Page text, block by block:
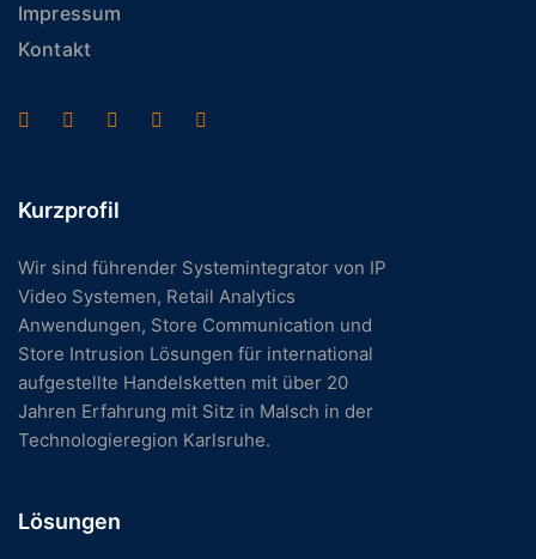
Impressum
Kontakt
Kurzprofil
Wir sind führender Systemintegrator von IP
Video Systemen, Retail Analytics
Anwendungen, Store Communication und
Store Intrusion Lösungen für international
aufgestellte Handelsketten mit über 20
Jahren Erfahrung mit Sitz in Malsch in der
Technologieregion Karlsruhe.
Lösungen